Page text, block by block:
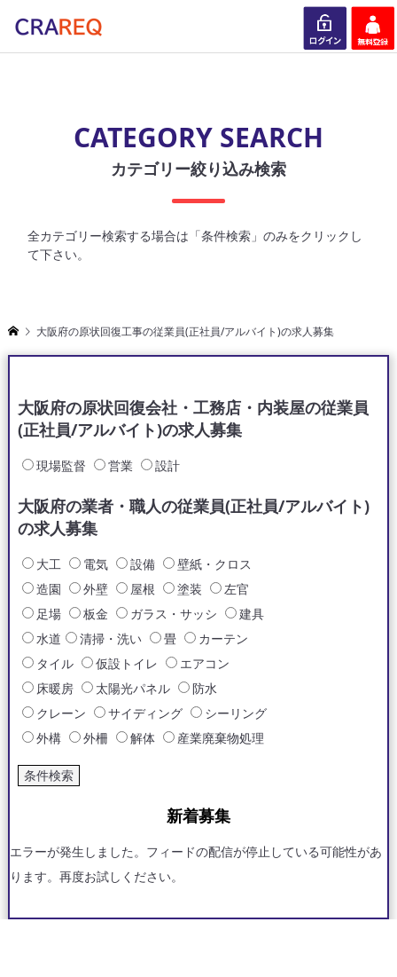
CATEGORY SEARCH
カテゴリー絞り込み検索
全カテゴリー検索する場合は「条件検索」のみをクリックし
て下さい。
大阪府の原状回復工事の従業員(正社員/アルバイト)の求人募集
大阪府の原状回復会社・工務店・内装屋の従業員
(正社員/アルバイト)の求人募集
現場監督 営業 設計
大阪府の業者・職人の従業員(正社員/アルバイト)
の求人募集
大工 電気 設備
壁紙・クロス
造園
外壁 屋根 塗装
左官
足場
板金 ガラス・サッシ
建具
水道
清掃・洗い 畳
カーテン
タイル
仮設トイレ
エアコン
床暖房
太陽光パネル
防水
クレーン
サイディング
シーリング
外構
外柵 解体 産業廃棄物処理
新着募集
エラーが発生しました。フィードの配信が停止している可能性があ
ります。再度お試しください。